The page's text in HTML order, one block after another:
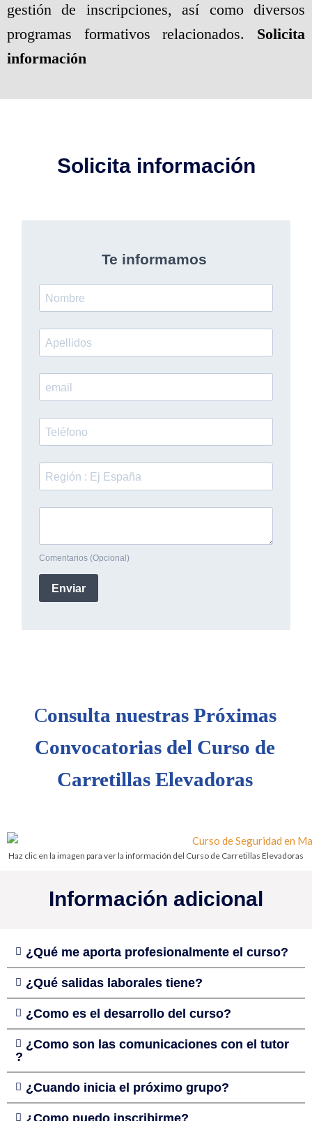
gestión de inscripciones, así como diversos
programas formativos relacionados. Solicita
información
Solicita información
Consulta nuestras Próximas
Convocatorias del Curso de
Carretillas Elevadoras
Haz clic en la imagen para ver la información del Curso de Carretillas Elevadoras
Información adicional
¿Qué me aporta profesionalmente el curso?
¿Qué salidas laborales tiene?
¿Como es el desarrollo del curso?
¿Como son las comunicaciones con el tutor
?
¿Cuando inicia el próximo grupo?